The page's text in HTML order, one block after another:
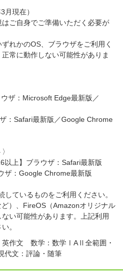
現在）
ご自身でご準備いただく必要が
れかのOS、ブラウザをご利用く
常に動作しない可能性がありま
ザ：Microsoft Edge最新版／
：Safari最新版／Google Chrome
以上】ブラウザ：Safari最新版
ザ：Google Chrome最新版
ているものをご利用ください。
）、FireOS（Amazonオリジナル
い可能性があります。上記利用
。
英作文 数学：数学ⅠAⅡ全範囲・
代文：評論・随筆